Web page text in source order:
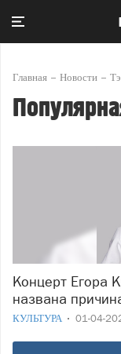
Главная Новости
Концерт Егора Крида в Архангельске перенесли:
названа
КУЛЬТУРА 01-04-